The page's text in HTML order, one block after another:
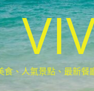
食、人氣景點、最新